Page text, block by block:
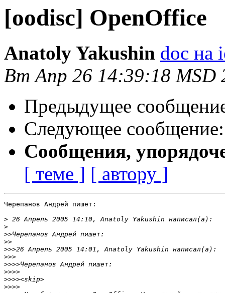
[oodisc] OpenOffice
Anatoly Yakushin doc на
Вт Апр 26 14:39:18 MSD
Предыдущее
Следующее
Сообщения,
[ теме ] [ автору ]
Черепанов Андрей пишет:
>
>
>>
>>
>>>
>>>
>>>>
>>>>
>>>>
>>>>